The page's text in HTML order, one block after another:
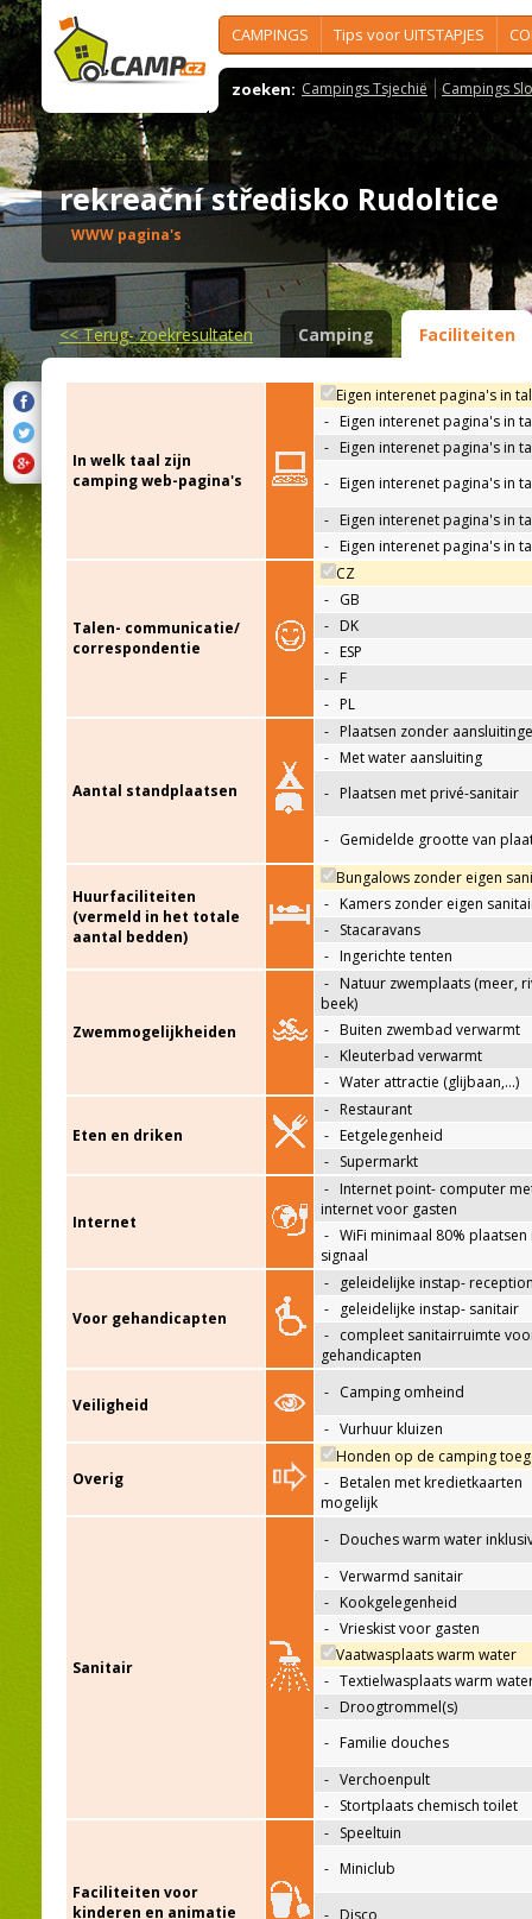
CAMPINGS Tips voor UITSTAPJES
zoeken: Campings Tsjechië Campings
rekreační středisko Rudoltice
WWW pagina's
<<Terug- zoekresultaten Camping Faciliteiten
In welk taal zijn
camping web-pagina's
Eigen interenet pagina's in
- Eigen interenet pagina's in
- Eigen interenet pagina's in
- Eigen interenet pagina's in
- Eigen interenet pagina's in
- Eigen interenet pagina's in
Talen- communicatie/
correspondentie
CZ
- GB
- DK
- ESP
- F
- PL
Aantal standplaatsen
- Plaatsen zonder
- Met water aansluiting
- Plaatsen met privé-sanitair
- Gemidelde grootte van
Huurfaciliteiten
(vermeld in het totale
aantal bedden)
Bungalows zonder eigen
- Kamers zonder eigen
- Stacaravans
- Ingerichte tenten
Zwemmogelijkheiden
- Natuur zwemplaats (meer,
beek)
- Buiten zwembad verwarmt
- Kleuterbad verwarmt
- Water attractie (glijbaan,…)
Eten en driken
- Restaurant
- Eetgelegenheid
- Supermarkt
Internet
- Internet point- computer
internet voor gasten
- WiFi minimaal 80% plaatsen
signaal
Voor gehandicapten
-
geleidelijke instap-
-
geleidelijke instap- sanitair
- compleet sanitairruimte
gehandicapten
Veiligheid
- Camping omheind
- Vurhuur kluizen
Overig
Honden op de camping
- Betalen met kredietkaarten
mogelijk
Sanitair
- Douches warm water
- Verwarmd sanitair
- Kookgelegenheid
- Vrieskist voor gasten
Vaatwasplaats warm water
- Textielwasplaats warm
- Droogtrommel(s)
- Familie douches
- Verchoenpult
- Stortplaats chemisch toilet
Faciliteiten voor
kinderen en animatie
- Speeltuin
- Miniclub